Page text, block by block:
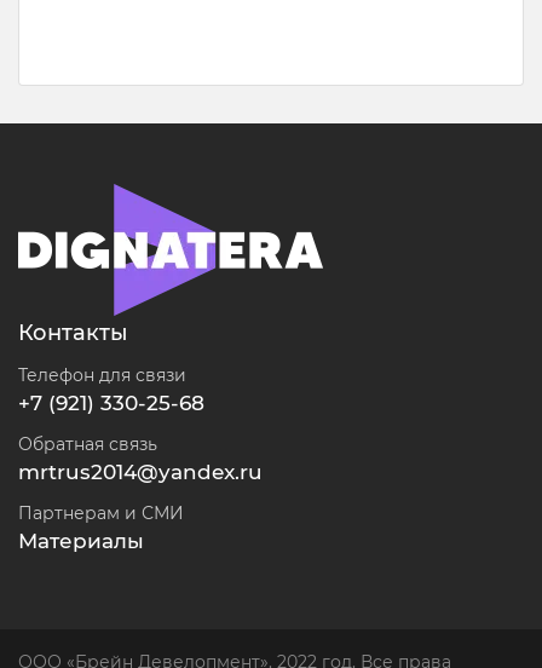
Контакты
Телефон для связи
+7 (921) 330-25-68
Обратная связь
mrtrus2014@yandex.ru
Партнерам и СМИ
Материалы
ООО «Брейн Девелопмент». 2022 год. Все права